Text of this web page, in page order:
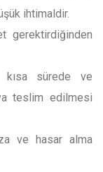
ihtimaldir.
gerektirdiğinden
sürede ve
teslim edilmesi
ve hasar alma